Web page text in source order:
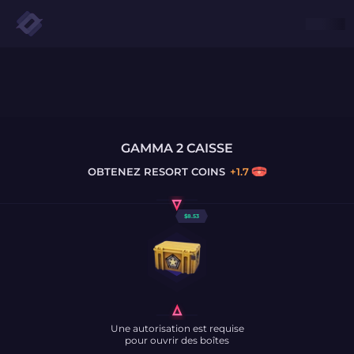
GAMMA 2 CAISSE
OBTENEZRESORT COINS +1.7
$8.53
Une autorisation est requise
pour ouvrir des boîtes